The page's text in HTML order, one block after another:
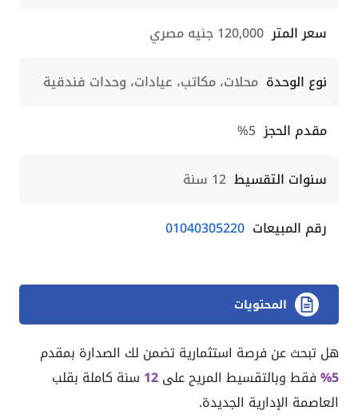
سعر المتر 120,000 جنيه مصري
نوع الوحدة محلات، مكاتب، عيادات، وحدات فندقية
مقدم الحجز 5%
سنوات التقسيط 12 سنة
رقم المبيعات 01040305220
المحتويات
هل تبحث عن فرصة استثمارية تضمن لك الصدارة بمقدم
5%
فقط وبالتقسيط المريح على12 سنة كاملة بقلب
العاصمة الإدارية الجديدة.